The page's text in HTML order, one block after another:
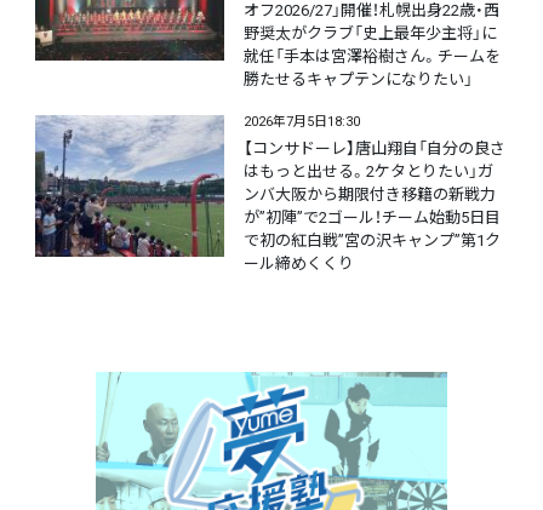
オフ2026/27」開催！札幌出身22歳・西
野奨太がクラブ「史上最年少主将」に
就任「手本は宮澤裕樹さん。チームを
勝たせるキャプテンになりたい」
2026年7月5日18:30
【コンサドーレ】唐山翔自「自分の良さ
はもっと出せる。2ケタとりたい」ガ
ンバ大阪から期限付き移籍の新戦力
が”初陣”で2ゴール！チーム始動5日目
で初の紅白戦”宮の沢キャンプ”第1ク
ール締めくくり